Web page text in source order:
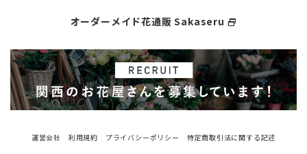
オーダーメイド花通販 Sakaseru select_window
運営会社 利用規約 プライバシーポリシー
特定商取引法に関する記述